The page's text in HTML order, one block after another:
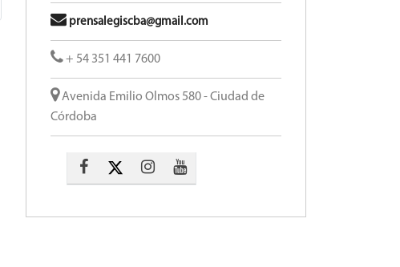
prensalegiscba@gmail.com
+ 54 351 441 7600
Avenida Emilio Olmos 580 - Ciudad de
Córdoba